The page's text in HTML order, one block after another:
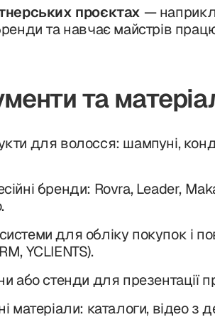
проєктах —
та навчає майстрів
та
для волосся: шампуні,
бренди: Rovra, Leader,
для обліку покупок і
YCLIENTS).
або стенди для презентації
матеріали: каталоги, відео з